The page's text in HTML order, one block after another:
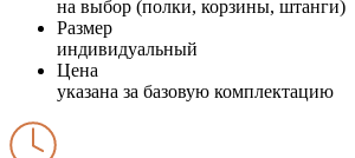
на выбор (полки, корзины, штанги)
Размер
индивидуальный
Цена
указана за базовую комплектацию